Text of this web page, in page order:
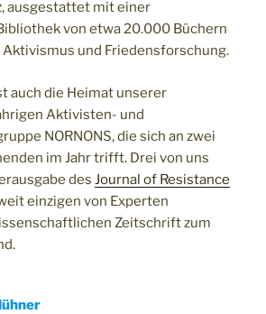
ausgestattet mit einer
von etwa 20.000 Büchern
und Friedensforschung.
auch die Heimat unserer
Aktivisten- und
NORNONS, die sich an zwei
im Jahr trifft. Drei von uns
des Journal of Resistance
einzigen von Experten
Zeitschrift zum